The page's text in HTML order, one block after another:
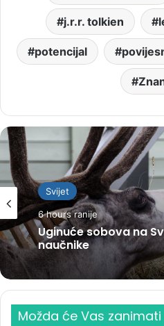
j.r.r. tolkien
potencijal
Svijet
6 hours ranije
Uginuće sobova na
naučnike
Možda će Vas zanimati